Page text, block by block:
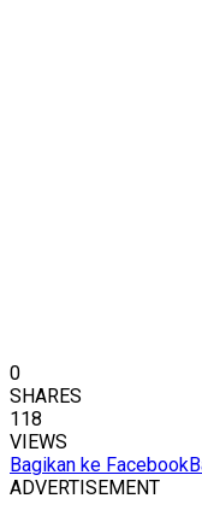
0
SHARES
118
VIEWS
Bagikan ke Facebook
ADVERTISEMENT